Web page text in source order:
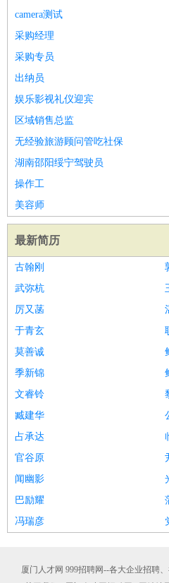
camera测试
采购经理
采购专员
出纳员
娱乐影视礼仪迎宾
区域销售总监
无经验旅游顾问管吃社保
湖南邵阳绥宁驾驶员
操作工
美容师
最新简历
古翰刚
武弥杭
厉又菡
于青玄
莫善诚
季新锦
文睿铃
臧建华
占承达
官谷原
闻幽影
巴励耀
冯瑞彦
厦门人才网 999招聘网--各大企业招聘